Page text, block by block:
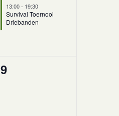
13:00- 19:30
Survival Toernooi
Driebanden
0
9